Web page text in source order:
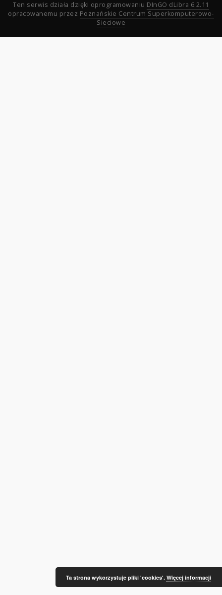
Ten serwis działa dzięki oprogramowaniu DInGO dLibra 6.2.11
opracowanemu przez Poznańskie Centrum Superkomputerowo-
Sieciowe
Ta strona wykorzystuje pliki 'cookies'. Więcej informacji